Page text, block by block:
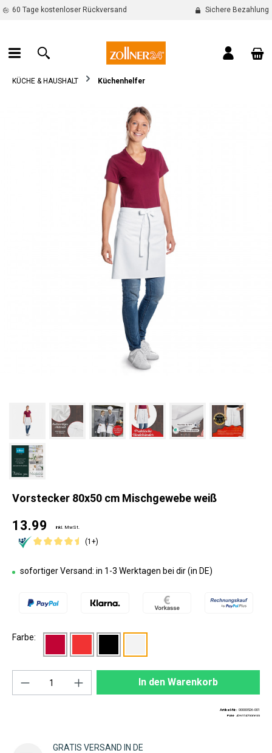
springen
60 Tage kostenloser Rückversand Sichere Bezahlung
KÜCHE & HAUSHALT Küchenhelfer
Vorstecker 80x50 cm Mischgewebe weiß
13.99 inkl. MwSt.
(1+)
sofortiger Versand: in 1-3 Werktagen bei dir (in DE)
Farbe:
Produkt Anzahl: Gib den gewünschten
In den Warenkorb
Artikel-Nr.: 00000526-001
EAN: 4260747990699
GRATIS VERSAND IN DE